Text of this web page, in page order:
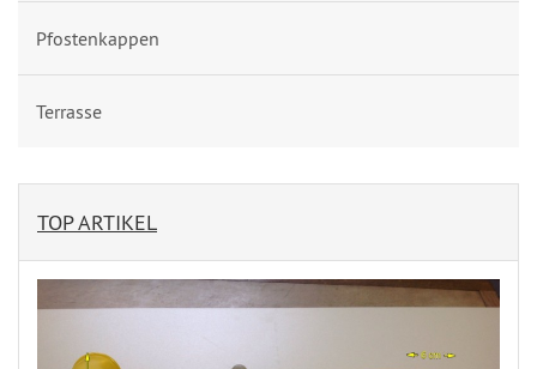
Pfostenkappen
Terrasse
TOP ARTIKEL